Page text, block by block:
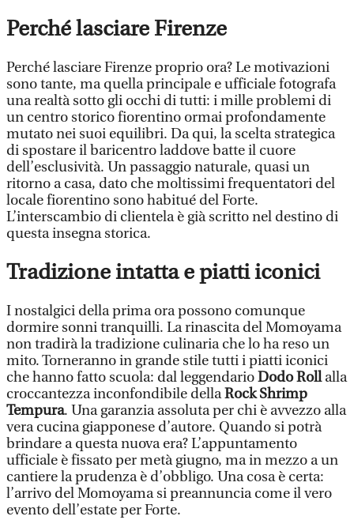
Perché lasciare Firenze
Perché lasciare Firenze proprio ora? Le motivazioni
sono tante, ma quella principale e ufficiale fotografa
una realtà sotto gli occhi di tutti: i mille problemi di
un centro storico fiorentino ormai profondamente
mutato nei suoi equilibri. Da qui, la scelta strategica
di spostare il baricentro laddove batte il cuore
dell’esclusività. Un passaggio naturale, quasi un
ritorno a casa, dato che moltissimi frequentatori del
locale fiorentino sono habitué del Forte.
L’interscambio di clientela è già scritto nel destino di
questa insegna storica.
Tradizione intatta e piatti iconici
I nostalgici della prima ora possono comunque
dormire sonni tranquilli. La rinascita del Momoyama
non tradirà la tradizione culinaria che lo ha reso un
mito. Torneranno in grande stile tutti i piatti iconici
che hanno fatto scuola: dal leggendarioDodo Rollalla
croccantezza inconfondibile dellaRock Shrimp
Tempura. Una garanzia assoluta per chi è avvezzo alla
vera cucina giapponese d’autore. Quando si potrà
brindare a questa nuova era? L’appuntamento
ufficiale è fissato per metà giugno, ma in mezzo a un
cantiere la prudenza è d’obbligo. Una cosa è certa:
l’arrivo del Momoyama si preannuncia come il vero
evento dell’estate per Forte.